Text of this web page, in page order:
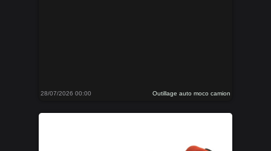
28/07/2026 00:00 Outillage auto moco camion